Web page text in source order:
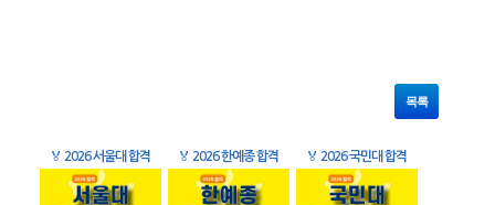
목록
🏅 2026 서울대 합격 🏅 2026 한예종 합격 🏅 2026 국민대 합격